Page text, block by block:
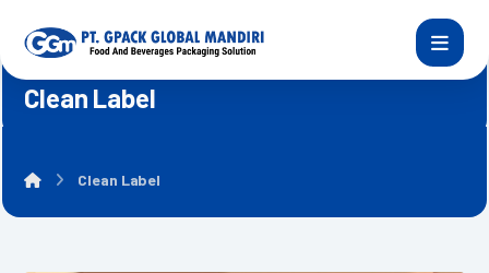
Clean Label
Clean Label